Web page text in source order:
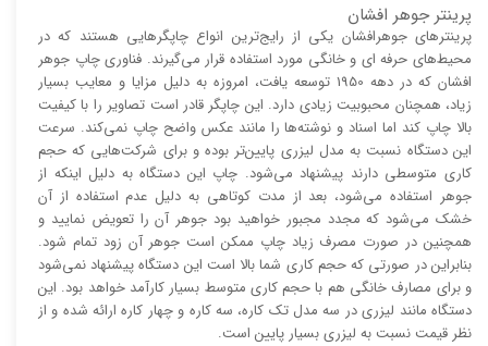
پرینتر جوهر افشان
پرینتر‌های جوهرافشان یکی از رایج‌ترین انواع چاپگر‌هایی هستند که در
محیط‌های حرفه ای و خانگی مورد استفاده قرار می‌گیرند. فناوری چاپ جوهر
افشان که در دهه 1950 توسعه یافت، امروزه به دلیل مزایا و معایب بسیار
زیاد، همچنان محبوبیت زیادی دارد. این چاپگر قادر است تصاویر را با کیفیت
بالا چاپ کند اما اسناد و نوشته‌ها را مانند عکس واضح چاپ نمی‌کند. سرعت
این دستگاه نسبت به مدل لیزری پایین‌تر بوده و برای شرکت‌هایی که حجم
کاری متوسطی دارند پیشنهاد می‌شود. چاپ این دستگاه به دلیل اینکه از
جوهر استفاده می‌شود، بعد از مدت کوتاهی به دلیل عدم استفاده از آن
خشک می‌شود که مجدد مجبور خواهید بود جوهر آن را تعویض نمایید و
همچنین در صورت مصرف زیاد چاپ ممکن است جوهر آن زود تمام شود.
بنابراین در صورتی که حجم کاری شما بالا است این دستگاه پیشنهاد نمی‌شود
و برای مصارف خانگی هم با حجم کاری متوسط بسیار کارآمد خواهد بود. این
دستگاه مانند لیزری در سه مدل تک کاره، سه کاره و چهار کاره ارائه شده و از
نظر قیمت نسبت به لیزری بسیار پایین است.